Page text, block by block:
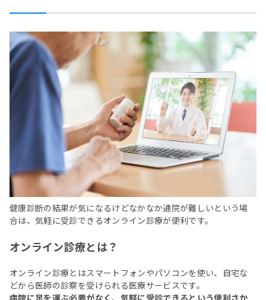
健康診断の結果が気になるけどなかなか通院が難しいという場
合は、気軽に受診できるオンライン診療が便利です。
オンライン診療とは？
オンライン診療とはスマートフォンやパソコンを使い、自宅な
どから医師の診察を受けられる医療サービスです。
病院に足を運ぶ必要がなく、気軽に受診できるという便利さか